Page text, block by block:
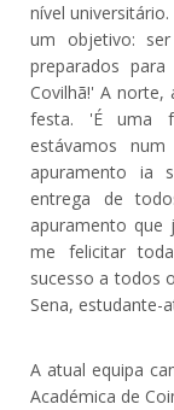
nível
um objetivo: ser
preparados
Covilhã!' A norte,
festa. 'É uma
estávamos
apuramento ia
entrega de
apuramento que
me felicitar
sucesso a todos
Sena, estudante-
A atual equipa
Académica de